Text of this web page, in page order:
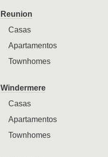
Reunion
Casas
Apartamentos
Townhomes
Windermere
Casas
Apartamentos
Townhomes